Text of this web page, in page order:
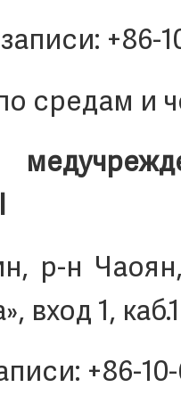
+86-
средам и
р-н
вход 1,
+86-